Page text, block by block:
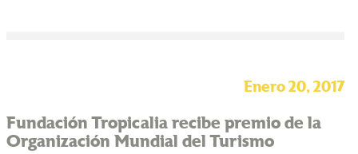
Enero 20, 2017
Fundación Tropicalia recibe premio de la
Organización Mundial del Turismo